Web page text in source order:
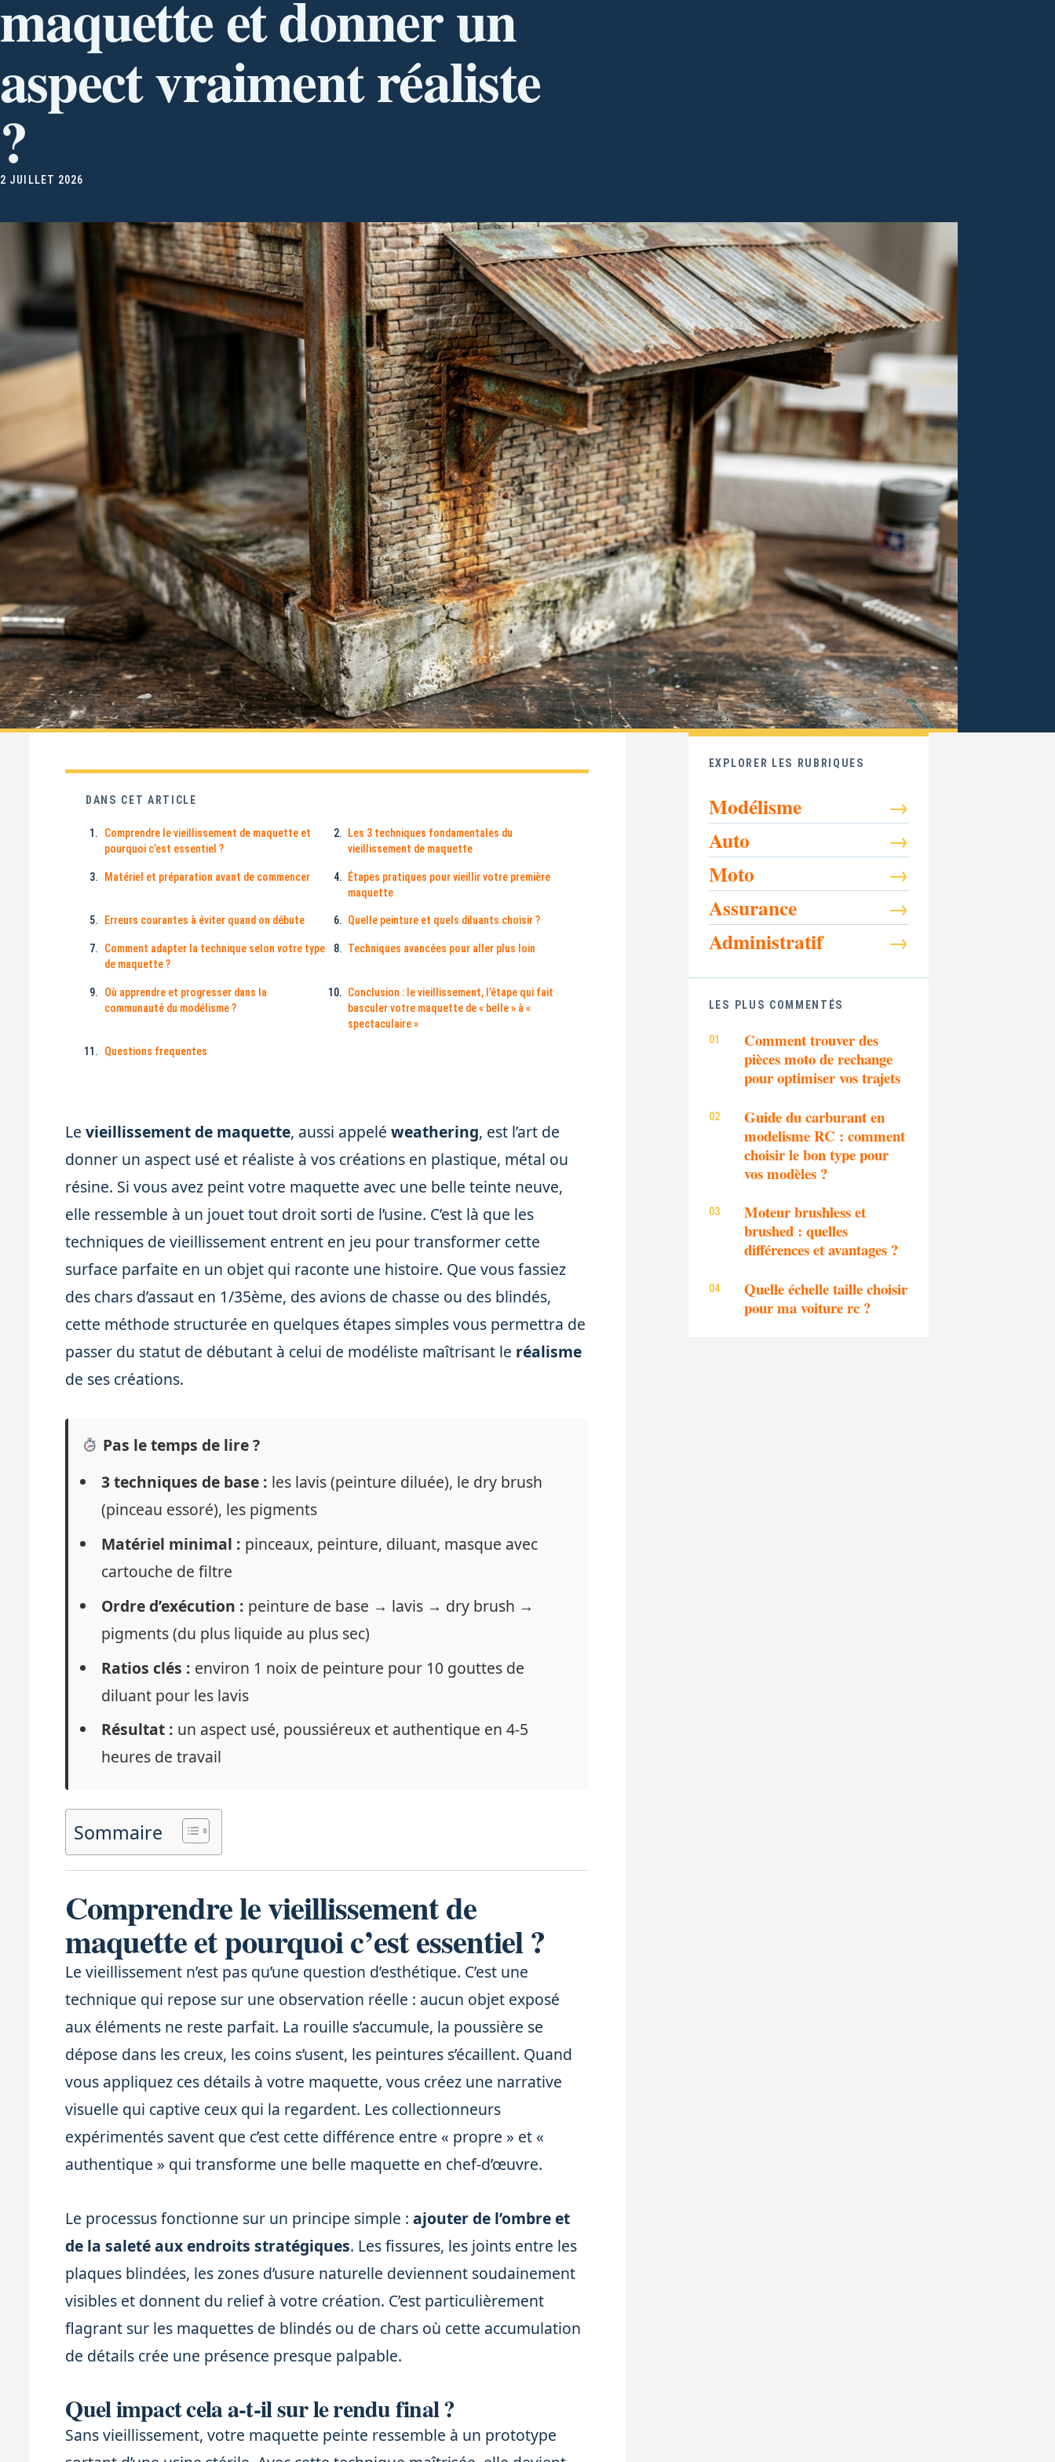
maquette et donner un
aspect vraiment réaliste
?
2 JUILLET 2026
DANS CET ARTICLE
Comprendre le vieillissement de maquette et
pourquoi c’est essentiel ?
Les 3 techniques fondamentales du
vieillissement de maquette
Matériel et préparation avant de commencer
Étapes pratiques pour vieillir votre première
maquette
Erreurs courantes à éviter quand on débute Quelle peinture et quels diluants choisir ?
Comment adapter la technique selon votre type
de maquette ?
Techniques avancées pour aller plus loin
Où apprendre et progresser dans la
communauté du modélisme ?
Conclusion : le vieillissement, l’étape qui fait
basculer votre maquette de « belle » à «
spectaculaire »
Questions frequentes
Levieillissement de maquette, aussi appeléweathering, est l’art de
donner un aspect usé et réaliste à vos créations en plastique, métal ou
résine. Si vous avez peint votre maquette avec une belle teinte neuve,
elle ressemble à un jouet tout droit sorti de l’usine. C’est là que les
techniques de vieillissement entrent en jeu pour transformer cette
surface parfaite en un objet qui raconte une histoire. Que vous fassiez
des chars d’assaut en 1/35ème, des avions de chasse ou des blindés,
cette méthode structurée en quelques étapes simples vous permettra de
passer du statut de débutant à celui de modéliste maîtrisant le réalisme
de ses créations.
Pas le temps de lire ?
3 techniques de base : les lavis (peinture diluée), le dry brush
(pinceau essoré), les pigments
Matériel minimal : pinceaux, peinture, diluant, masque avec
cartouche de filtre
Ordre d’exécution : peinture de base → lavis → dry brush →
pigments (du plus liquide au plus sec)
Ratios clés : environ 1 noix de peinture pour 10 gouttes de
diluant pour les lavis
Résultat : un aspect usé, poussiéreux et authentique en 4-5
heures de travail
Sommaire
Comprendre le vieillissement de
maquette et pourquoi c’est essentiel ?
Le vieillissement n’est pas qu’une question d’esthétique. C’est une
technique qui repose sur une observation réelle : aucun objet exposé
aux éléments ne reste parfait. La rouille s’accumule, la poussière se
dépose dans les creux, les coins s’usent, les peintures s’écaillent. Quand
vous appliquez ces détails à votre maquette, vous créez une narrative
visuelle qui captive ceux qui la regardent. Les collectionneurs
expérimentés savent que c’est cette différence entre « propre » et «
authentique » qui transforme une belle maquette en chef-d’œuvre.
Le processus fonctionne sur un principe simple :ajouter de l’ombre et
de la saleté aux endroits stratégiques. Les fissures, les joints entre les
plaques blindées, les zones d’usure naturelle deviennent soudainement
visibles et donnent du relief à votre création. C’est particulièrement
flagrant sur les maquettes de blindés ou de chars où cette accumulation
de détails crée une présence presque palpable.
Quel impact cela a-t-il sur le rendu final ?
Sans vieillissement, votre maquette peinte ressemble à un prototype
EXPLORER LES RUBRIQUES
Modélisme
Auto
Moto
Assurance
Administratif
LES PLUS COMMENTÉS
Comment trouver des
pièces moto de rechange
pour optimiser vos trajets
Guide du carburant en
modelisme RC : comment
choisir le bon type pour
vos modèles ?
Moteur brushless et
brushed : quelles
différences et avantages ?
Quelle échelle taille choisir
pour ma voiture rc ?